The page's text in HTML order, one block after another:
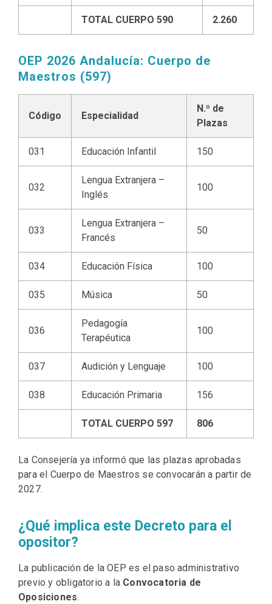
TOTAL CUERPO 590 2.260
OEP 2026 Andalucía: Cuerpo de
Maestros (597)
Código Especialidad
N.º de
Plazas
031 Educación Infantil 150
032
Lengua Extranjera –
Inglés
100
033
Lengua Extranjera –
Francés
50
034 Educación Física 100
035 Música 50
036
Pedagogía
Terapéutica
100
037 Audición y Lenguaje 100
038 Educación Primaria 156
TOTAL CUERPO 597 806
La Consejería ya informó que las plazas aprobadas
para el Cuerpo de Maestros se convocarán a partir de
2027.
¿Qué implica este Decreto para el
opositor?
La publicación de la OEP es el paso administrativo
previo y obligatorio a la Convocatoria de
Oposiciones.